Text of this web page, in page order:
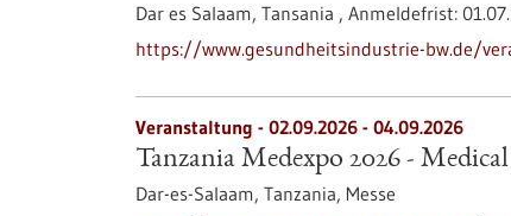
Dar es Salaam, Tansania , Anmeldefrist:
https://www.gesundheitsindustrie-bw.de/
Veranstaltung - 02.09.2026 - 04.09.2026
Tanzania Medexpo 2026 -
Dar-es-Salaam, Tanzania, Messe